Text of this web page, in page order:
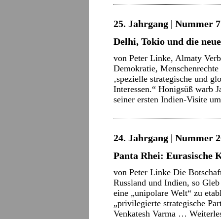
25. Jahrgang | Nummer
Delhi, Tokio und die
von Peter Linke, Almaty
Demokratie,
‚spezielle strategische und
Interessen.“ Honigsüß warb
seiner ersten Indien-Visite
24. Jahrgang | Nummer
Panta Rhei: Eurasische
von Peter Linke Die
Russland und Indien, so
eine „unipolare Welt“ zu
„privilegierte strategische
Venkatesh Varma …